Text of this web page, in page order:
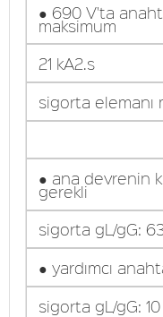
● 690 V'ta
maksimum
21 kA2.s
sigorta elemanı
● ana devrenin
gerekli
sigorta gL/gG:
● yardımcı
sigorta gL/gG: